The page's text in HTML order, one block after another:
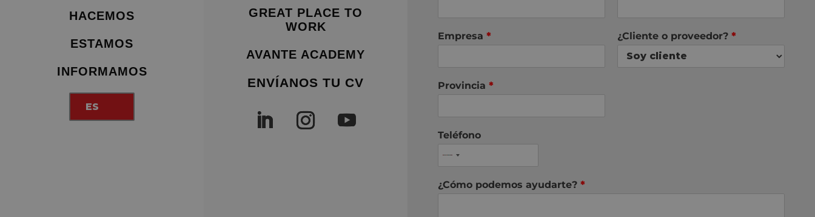
HACEMOS
ESTAMOS
INFORMAMOS
ES
GREAT PLACE TO
WORK
AVANTE ACADEMY
ENVÍANOS TU CV
Empresa * ¿Cliente o proveedor? *
Provincia *
Teléfono
¿Cómo podemos ayudarte? *